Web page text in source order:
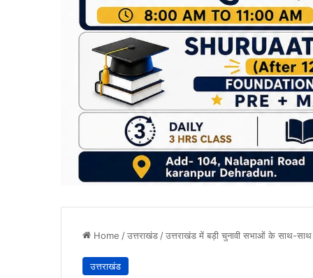
Home /उत्तराखंड/उत्तराखंड में बड़ी चुनावी सभाओं के साथ-
उत्तराखंड